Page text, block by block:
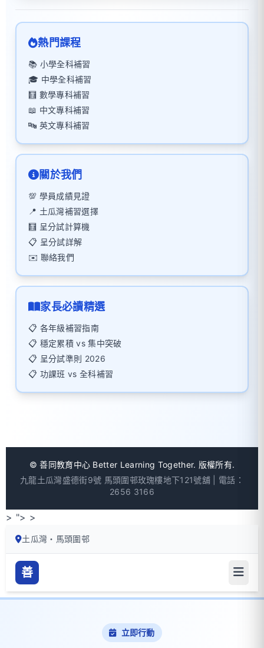
熱門課程
📚 小學全科補習
🎓 中學全科補習
🧮 數學專科補習
📖 中文專科補習
🔤 英文專科補習
關於我們
💯 學員成績見證
📍 土瓜灣補習選擇
🧮 呈分試計算機
📋 呈分試詳解
✉️ 聯絡我們
家長必讀精選
📋 各年級補習指南
📋 穩定累積 vs 集中突破
📋 呈分試準則 2026
📋 功課班 vs 全科補習
©善同教育中心 Better Learning Together. 版權所有.
九龍土瓜灣盛德街9號 馬頭圍邨玫瑰樓地下121號舖 | 電話：
2656 3166
> "> >
土瓜灣・馬頭圍邨
善
立即行動